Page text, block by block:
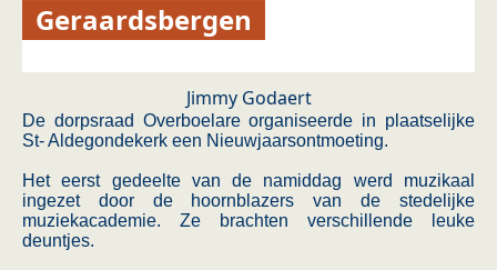
Geraardsbergen
Jimmy Godaert
De dorpsraad Overboelare organiseerde in plaatselijke
St- Aldegondekerk een Nieuwjaarsontmoeting.
Het eerst gedeelte van de namiddag werd muzikaal
ingezet door de hoornblazers van de stedelijke
muziekacademie. Ze brachten verschillende leuke
deuntjes.